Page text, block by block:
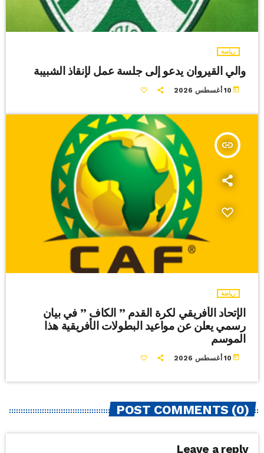
رياضة
والي القيروان يدعو إلى جلسة عمل لإنقاذ الشبيبة
today 10 أغسطس 2026
insert_link
رياضة
الإتحاد الأفريقي لكرة القدم ” الكاف ” في بيان
رسمي يعلن عن مواعيد البطولات الأفريقية هذا
الموسم
today 10 أغسطس 2026
POST COMMENTS (0)
Leave a reply